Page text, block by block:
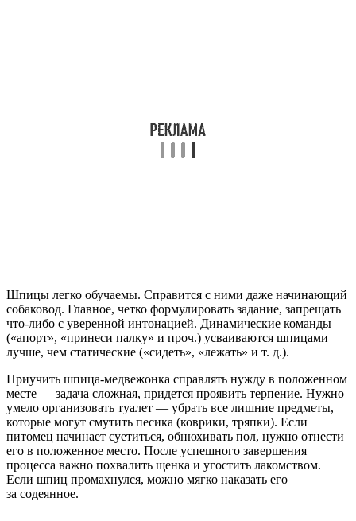
Шпицы легко обучаемы. Справится с ними даже начинающий
собаковод. Главное, четко формулировать задание, запрещать
что-либо с уверенной интонацией. Динамические команды
(«апорт», «принеси палку» и проч.) усваиваются шпицами
лучше, чем статические («сидеть», «лежать» и т. д.).
Приучить шпица-медвежонка справлять нужду в положенном
месте — задача сложная, придется проявить терпение. Нужно
умело организовать туалет — убрать все лишние предметы,
которые могут смутить песика (коврики, тряпки). Если
питомец начинает суетиться, обнюхивать пол, нужно отнести
его в положенное место. После успешного завершения
процесса важно похвалить щенка и угостить лакомством.
Если шпиц промахнулся, можно мягко наказать его
за содеянное.